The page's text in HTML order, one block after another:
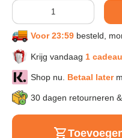
Huishouden &
Keuken & Koken
Verlichting & Sfeer
Alle Producten
Aantal
Voor 23:59 besteld,
Krijg vandaag 1 cadeau
Shop nu. Betaal later
30 dagen retourneren &